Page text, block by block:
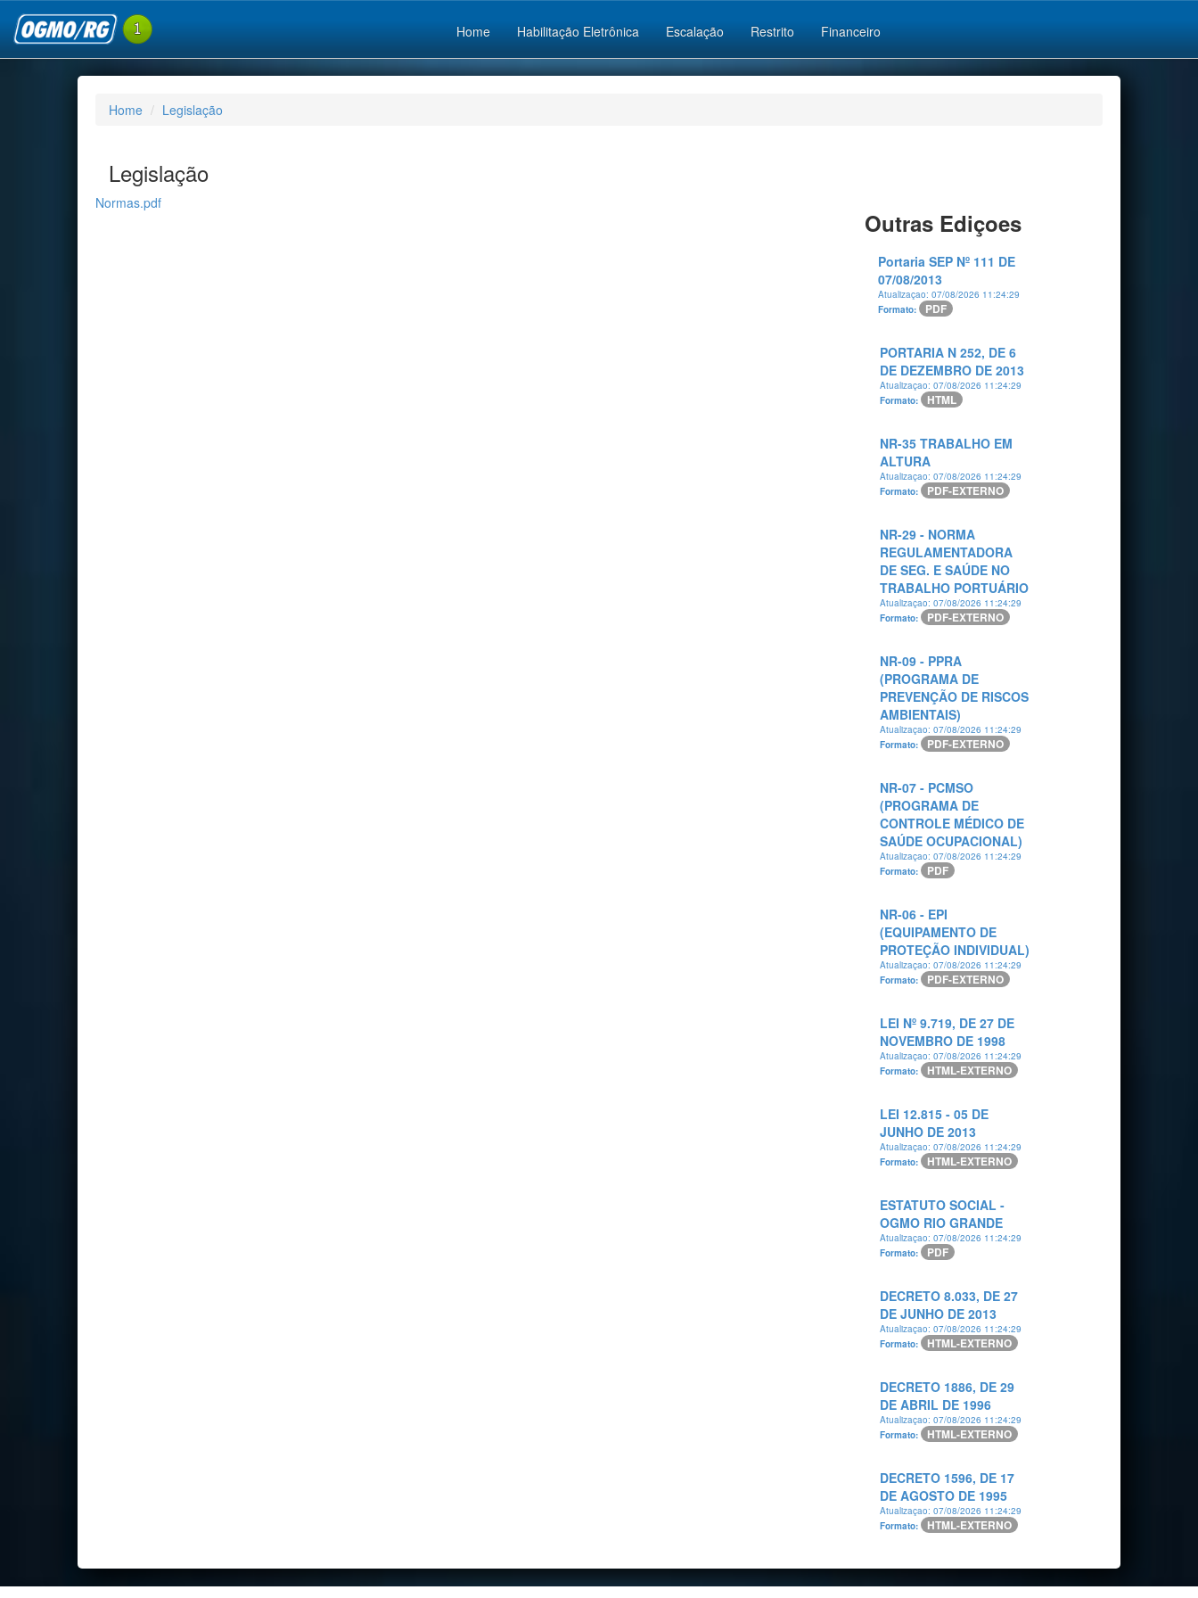
Home Habilitação Eletrônica Escalação Restrito Financeiro
Home Legislação
Legislação
Outras Ediçoes
Portaria SEP Nº 111 DE
07/08/2013
Atualizaçao: 07/08/2026 11:24:29
Formato:
PDF
PORTARIA N 252, DE 6
DE DEZEMBRO DE 2013
Atualizaçao: 07/08/2026 11:24:29
Formato:
HTML
NR-35 TRABALHO EM
ALTURA
Atualizaçao: 07/08/2026 11:24:29
Formato:
PDF-EXTERNO
NR-29 - NORMA
REGULAMENTADORA
DE SEG. E SAÚDE NO
TRABALHO PORTUÁRIO
Atualizaçao: 07/08/2026 11:24:29
Formato:
PDF-EXTERNO
NR-09 - PPRA
(PROGRAMA DE
PREVENÇÃO DE RISCOS
AMBIENTAIS)
Atualizaçao: 07/08/2026 11:24:29
Formato:
PDF-EXTERNO
NR-07 - PCMSO
(PROGRAMA DE
CONTROLE MÉDICO DE
SAÚDE OCUPACIONAL)
Atualizaçao: 07/08/2026 11:24:29
Formato:
PDF
NR-06 - EPI
(EQUIPAMENTO DE
PROTEÇÃO INDIVIDUAL)
Atualizaçao: 07/08/2026 11:24:29
Formato:
PDF-EXTERNO
LEI Nº 9.719, DE 27 DE
NOVEMBRO DE 1998
Atualizaçao: 07/08/2026 11:24:29
Formato:
HTML-EXTERNO
LEI 12.815 - 05 DE
JUNHO DE 2013
Atualizaçao: 07/08/2026 11:24:29
Formato:
HTML-EXTERNO
ESTATUTO SOCIAL -
OGMO RIO GRANDE
Atualizaçao: 07/08/2026 11:24:29
Formato:
PDF
DECRETO 8.033, DE 27
DE JUNHO DE 2013
Atualizaçao: 07/08/2026 11:24:29
Formato:
HTML-EXTERNO
DECRETO 1886, DE 29
DE ABRIL DE 1996
Atualizaçao: 07/08/2026 11:24:29
Formato:
HTML-EXTERNO
DECRETO 1596, DE 17
DE AGOSTO DE 1995
Atualizaçao: 07/08/2026 11:24:29
Formato:
HTML-EXTERNO
Normas.pdf